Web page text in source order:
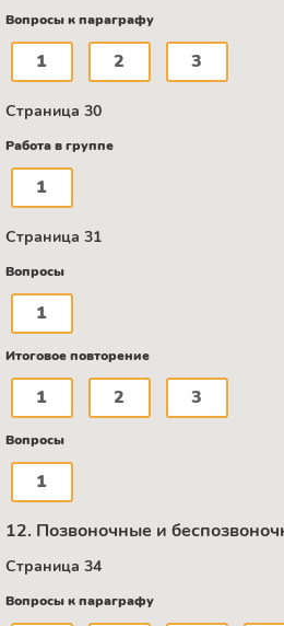
Вопросы к параграфу
1 2 3
Страница 30
Работа в группе
1
Страница 31
Вопросы
1
Итоговое повторение
1 2 3
Вопросы
1
12. Позвоночные и
Страница 34
Вопросы к параграфу